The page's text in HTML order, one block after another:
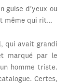
guise d’yeux ou
même qui rit…
qui avait grandi
marqué par le
homme triste.
Certes,